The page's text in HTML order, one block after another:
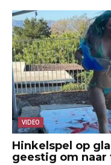
VIDEO
Hinkelspel op
geestig om